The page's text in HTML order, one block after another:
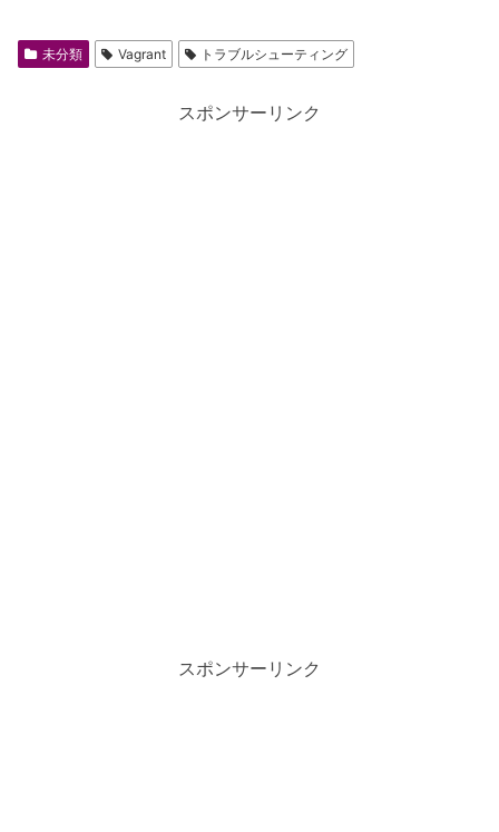
未分類 Vagrant トラブルシューティング
スポンサーリンク
スポンサーリンク